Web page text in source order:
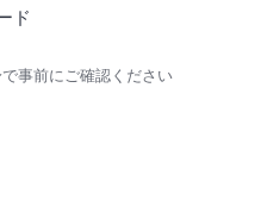
ド
事前にご確認ください